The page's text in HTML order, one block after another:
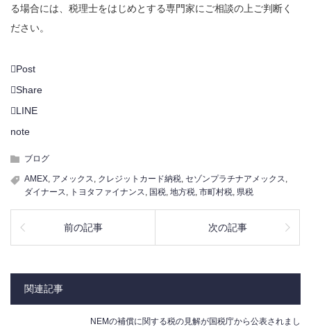
る場合には、税理士をはじめとする専門家にご相談の上ご判断く
ださい。
Post
Share
LINE
note
ブログ
AMEX, アメックス, クレジットカード納税, セゾンプラチナアメックス,
ダイナース, トヨタファイナンス, 国税, 地方税, 市町村税, 県税
前の記事 次の記事
関連記事
NEMの補償に関する税の見解が国税庁から公表されまし